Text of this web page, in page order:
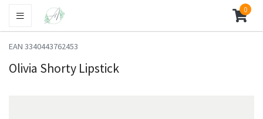
0
EAN 3340443762453
Olivia Shorty Lipstick